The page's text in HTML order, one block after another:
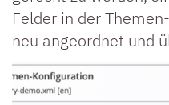
Felder in der
neu angeordnet und